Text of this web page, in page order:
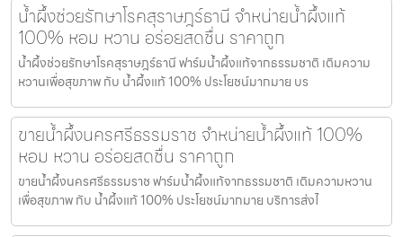
น้ำผึ้งช่วยรักษาโรคสุราษฎร์ธานี จำหน่ายน้ำผึ้งแท้
100% หอม หวาน อร่อยสดชื่น ราคาถูก
น้ำผึ้งช่วยรักษาโรคสุราษฎร์ธานี ฟาร์มน้ำผึ้งแท้จากธรรมชาติ เติมความ
หวานเพื่อสุขภาพ กับ น้ำผึ้งแท้ 100% ประโยชน์มากมาย บร
ขายน้ำผึ้งนครศรีธรรมราช จำหน่ายน้ำผึ้งแท้ 100%
หอม หวาน อร่อยสดชื่น ราคาถูก
ขายน้ำผึ้งนครศรีธรรมราช ฟาร์มน้ำผึ้งแท้จากธรรมชาติ เติมความหวาน
เพื่อสุขภาพ กับ น้ำผึ้งแท้ 100% ประโยชน์มากมาย บริการส่งไ